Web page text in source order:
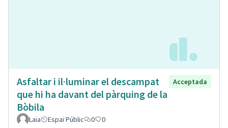
Asfaltar i il·luminar el descampat
que hi ha davant del pàrquing de la
Bòbila
Acceptada
Laia Espai Públic 0 0